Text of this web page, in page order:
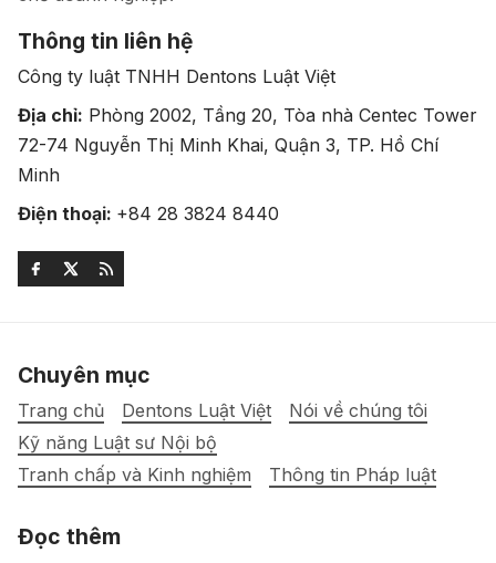
Thông tin liên hệ
Công ty luật TNHH Dentons Luật Việt
Địa chỉ: Phòng 2002, Tầng 20, Tòa nhà Centec Tower
72-74 Nguyễn Thị Minh Khai, Quận 3, TP. Hồ Chí
Minh
Điện thoại: +84 28 3824 8440
Chuyên mục
Trang chủ Dentons Luật Việt
Nói về chúng tôi
Kỹ năng Luật sư Nội bộ
Tranh chấp và Kinh nghiệm
Thông tin Pháp luật
Đọc thêm